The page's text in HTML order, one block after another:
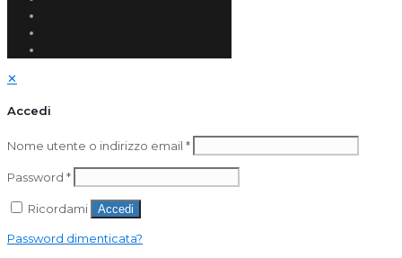
✕
Accedi
Nome utente o indirizzo email *
Password *
Ricordami Accedi
Password dimenticata?